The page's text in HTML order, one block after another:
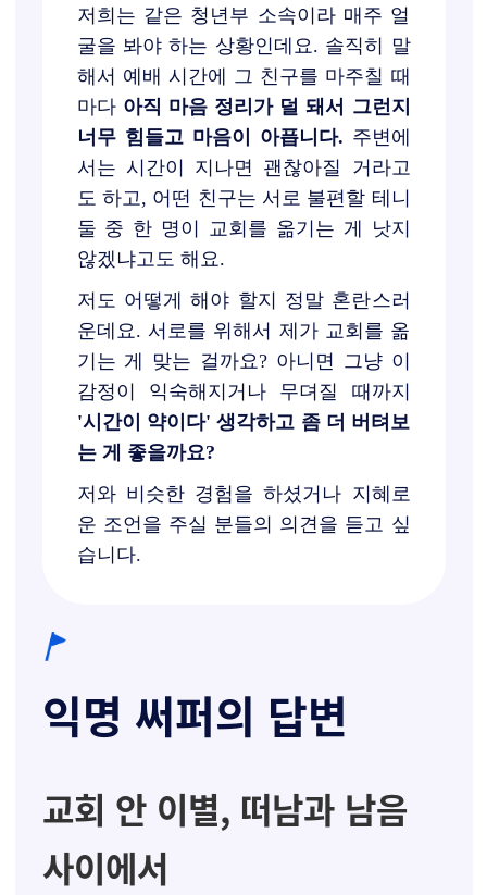
저희는 같은 청년부 소속이라 매주 얼
굴을 봐야 하는 상황인데요. 솔직히 말
해서 예배 시간에 그 친구를 마주칠 때
마다 아직 마음 정리가 덜 돼서 그런지
너무 힘들고 마음이 아픕니다. 주변에
서는 시간이 지나면 괜찮아질 거라고
도 하고, 어떤 친구는 서로 불편할 테니
둘 중 한 명이 교회를 옮기는 게 낫지
않겠냐고도 해요.
저도 어떻게 해야 할지 정말 혼란스러
운데요. 서로를 위해서 제가 교회를 옮
기는 게 맞는 걸까요? 아니면 그냥 이
감정이 익숙해지거나 무뎌질 때까지
'시간이 약이다' 생각하고 좀 더 버텨보
는 게 좋을까요?
저와 비슷한 경험을 하셨거나 지혜로
운 조언을 주실 분들의 의견을 듣고 싶
습니다.
익명 써퍼의 답변
교회 안 이별, 떠남과 남음
사이에서